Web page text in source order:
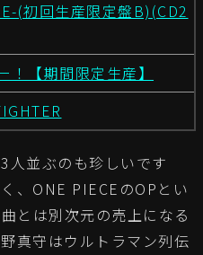
(初回生産限定盤B)(CD2
！【期間限定生産】
並ぶのも珍しいです
、ONE PIECEのOPとい
とは別次元の売上になる
真守はウルトラマン列伝